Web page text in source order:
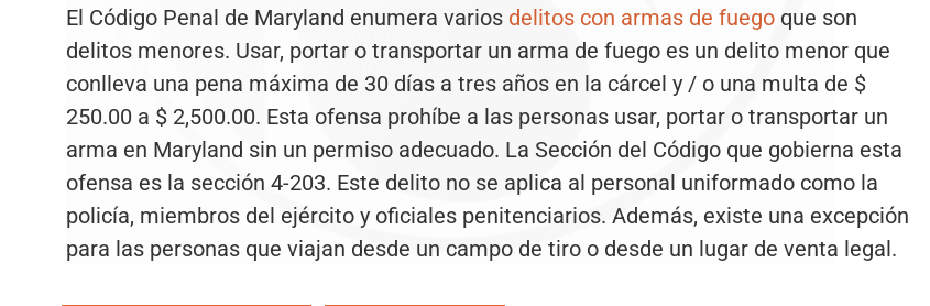
El Código Penal de Maryland enumera varios delitos con armas de fuego que son
delitos menores. Usar, portar o transportar un arma de fuego es un delito menor que
conlleva una pena máxima de 30 días a tres años en la cárcel y / o una multa de $
250.00 a $ 2,500.00. Esta ofensa prohíbe a las personas usar, portar o transportar un
arma en Maryland sin un permiso adecuado. La Sección del Código que gobierna esta
ofensa es la sección 4-203. Este delito no se aplica al personal uniformado como la
policía, miembros del ejército y oficiales penitenciarios. Además, existe una excepción
para las personas que viajan desde un campo de tiro o desde un lugar de venta legal.